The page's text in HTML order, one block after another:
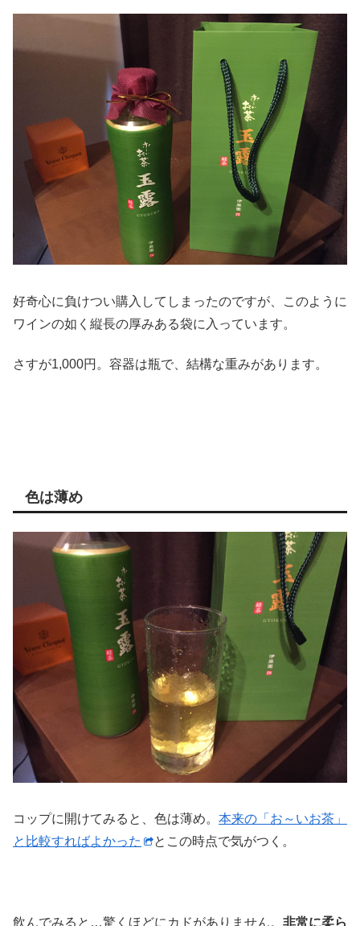
好奇心に負けつい購入してしまったのですが、このように
ワインの如く縦長の厚みある袋に入っています。
さすが1,000円。容器は瓶で、結構な重みがあります。
色は薄め
コップに開けてみると、色は薄め。 本来の「お～いお茶」
と比較すればよかった
とこの時点で気がつく。
飲んでみると…驚くほどにカドがありません。 非常に柔ら